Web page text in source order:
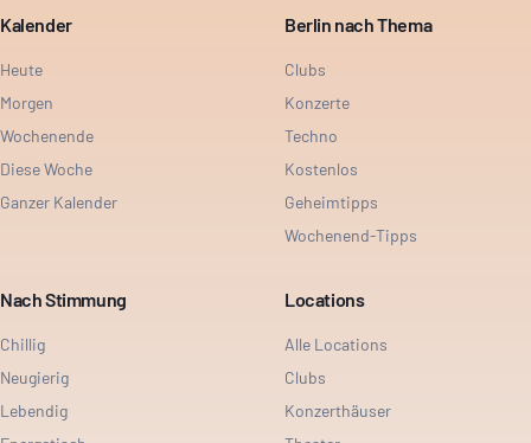
Kalender
Heute
Morgen
Wochenende
Diese Woche
Ganzer Kalender
Berlin nach Thema
Clubs
Konzerte
Techno
Kostenlos
Geheimtipps
Wochenend-Tipps
Nach Stimmung
Chillig
Neugierig
Lebendig
Locations
Alle Locations
Clubs
Konzerthäuser